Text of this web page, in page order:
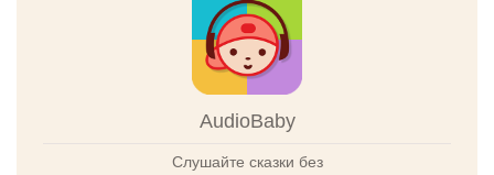
AudioBaby
Слушайте сказки без